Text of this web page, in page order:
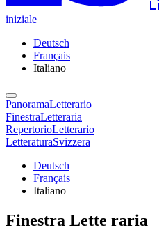
iniziale
Deutsch
Français
Italiano
PanoramaLetterario
FinestraLetteraria
RepertorioLetterario
LetteraturaSvizzera
Deutsch
Français
Italiano
Finestra Lette raria